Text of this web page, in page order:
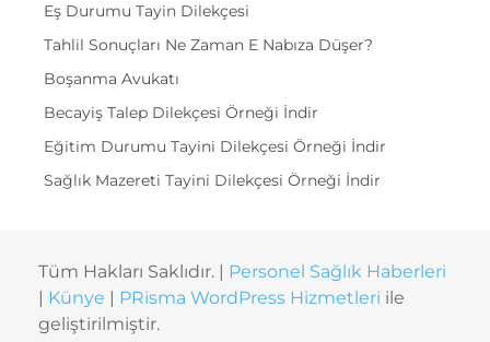
Eş Durumu Tayin Dilekçesi
Tahlil Sonuçları Ne Zaman E Nabıza Düşer?
Boşanma Avukatı
Becayiş Talep Dilekçesi Örneği İndir
Eğitim Durumu Tayini Dilekçesi Örneği İndir
Sağlık Mazereti Tayini Dilekçesi Örneği İndir
Tüm Hakları Saklıdır. | Personel Sağlık Haberleri
Künye PRisma WordPress Hizmetleri ile
geliştirilmiştir.